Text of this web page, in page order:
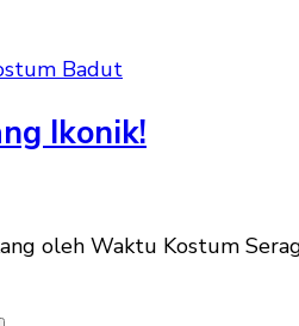
Badut
Ikonik!
oleh Waktu Kostum